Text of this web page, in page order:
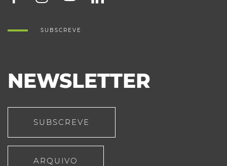
SUBSCREVE
NEWSLETTER
SUBSCREVE
ARQUIVO